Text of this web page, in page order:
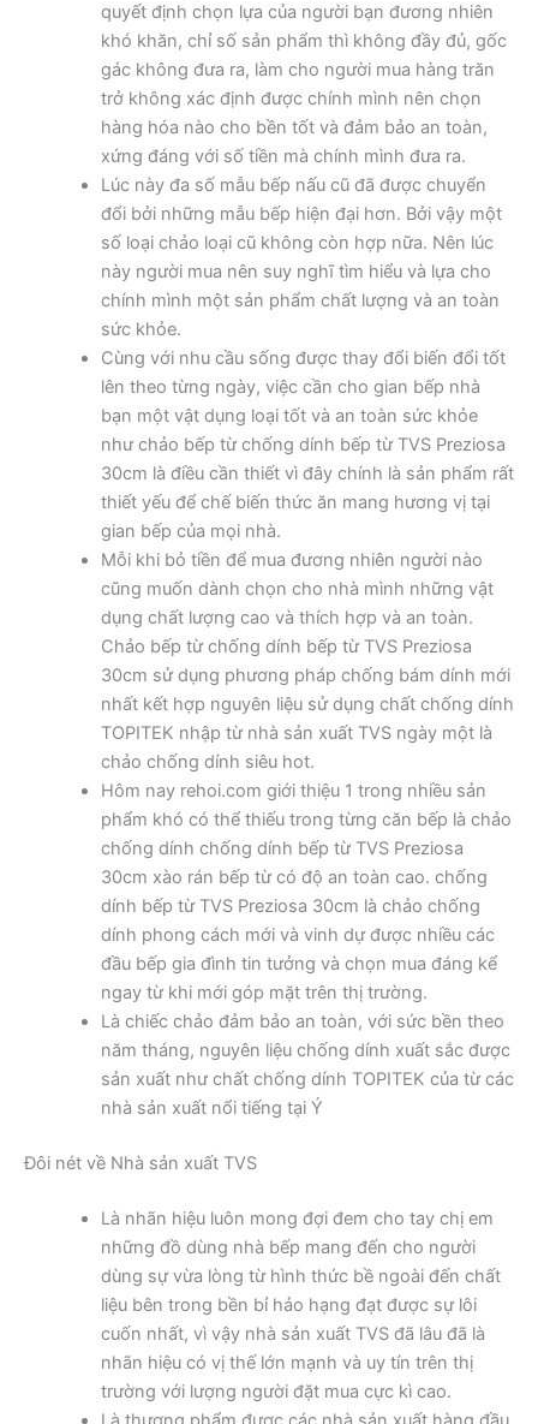
quyết định chọn lựa của người bạn đương nhiên
khó khăn, chỉ số sản phẩm thì không đầy đủ, gốc
gác không đưa ra, làm cho người mua hàng trăn
trở không xác định được chính mình nên chọn
hàng hóa nào cho bền tốt và đảm bảo an toàn,
xứng đáng với số tiền mà chính mình đưa ra.
Lúc này đa số mẫu bếp nấu cũ đã được chuyển
đổi bởi những mẫu bếp hiện đại hơn. Bởi vậy một
số loại chảo loại cũ không còn hợp nữa. Nên lúc
này người mua nên suy nghĩ tìm hiểu và lựa cho
chính mình một sản phẩm chất lượng và an toàn
sức khỏe.
Cùng với nhu cầu sống được thay đổi biến đổi tốt
lên theo từng ngày, việc cần cho gian bếp nhà
bạn một vật dụng loại tốt và an toàn sức khỏe
như chảo bếp từ chống dính bếp từ TVS Preziosa
30cm là điều cần thiết vì đây chính là sản phẩm rất
thiết yếu để chế biến thức ăn mang hương vị tại
gian bếp của mọi nhà.
Mỗi khi bỏ tiền để mua đương nhiên người nào
cũng muốn dành chọn cho nhà mình những vật
dụng chất lượng cao và thích hợp và an toàn.
Chảo bếp từ chống dính bếp từ TVS Preziosa
30cm sử dụng phương pháp chống bám dính mới
nhất kết hợp nguyên liệu sử dụng chất chống dính
TOPITEK nhập từ nhà sản xuất TVS ngày một là
chảo chống dính siêu hot.
Hôm nay rehoi.com giới thiệu 1 trong nhiều sản
phẩm khó có thể thiếu trong từng căn bếp là chảo
chống dính chống dính bếp từ TVS Preziosa
30cm xào rán bếp từ có độ an toàn cao. chống
dính bếp từ TVS Preziosa 30cm là chảo chống
dính phong cách mới và vinh dự được nhiều các
đầu bếp gia đình tin tưởng và chọn mua đáng kể
ngay từ khi mới góp mặt trên thị trường.
Là chiếc chảo đảm bảo an toàn, với sức bền theo
năm tháng, nguyên liệu chống dính xuất sắc được
sản xuất như chất chống dính TOPITEK của từ các
nhà sản xuất nổi tiếng tại Ý
Đôi nét về Nhà sản xuất TVS
Là nhãn hiệu luôn mong đợi đem cho tay chị em
những đồ dùng nhà bếp mang đến cho người
dùng sự vừa lòng từ hình thức bề ngoài đến chất
liệu bên trong bền bỉ hảo hạng đạt được sự lôi
cuốn nhất, vì vậy nhà sản xuất TVS đã lâu đã là
nhãn hiệu có vị thế lớn mạnh và uy tín trên thị
trường với lượng người đặt mua cực kì cao.